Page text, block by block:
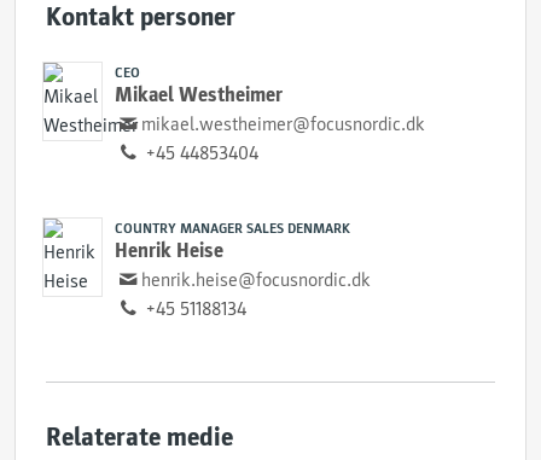
Kontakt personer
CEO
Mikael Westheimer
mikael.westheimer@focusnordic.dk
+45 44853404
COUNTRY MANAGER SALES DENMARK
Henrik Heise
henrik.heise@focusnordic.dk
+45 51188134
Relaterate medie